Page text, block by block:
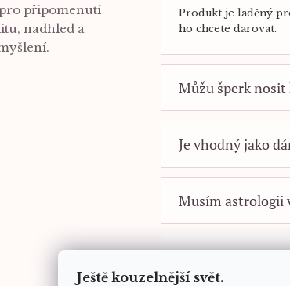
Ještě kouzelnější svět.
připomenutí
nadhled a
Produkt je laděný
ho chcete darovat.
Můžu šperk nosit
Je vhodný jako
Musím astrologii